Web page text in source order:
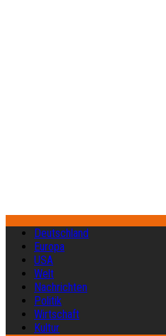
Deutschland
Europa
USA
Welt
Nachrichten
Politik
Wirtschaft
Kultur